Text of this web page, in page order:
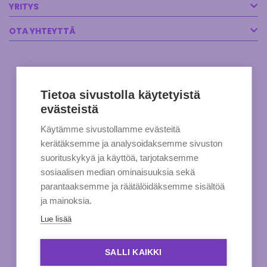
YRITYS
OTA YHTEYTTÄ
Tietoa sivustolla käytetyistä
evästeistä
Käytämme sivustollamme evästeitä
kerätäksemme ja analysoidaksemme sivuston
suorituskykyä ja käyttöä, tarjotaksemme
sosiaalisen median ominaisuuksia sekä
parantaaksemme ja räätälöidäksemme sisältöä
ja mainoksia.
Lue lisää
SALLI KAIKKI